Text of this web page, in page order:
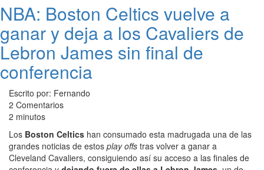
NBA: Boston Celtics vuelve a
ganar y deja a los Cavaliers de
Lebron James sin final de
conferencia
Escrito por: Fernando
2 Comentarios
2 minutos
Los Boston Celtics han consumado esta madrugada una de las
grandes noticias de estos play offs tras volver a ganar a
Cleveland Cavaliers, consiguiendo así su acceso a las finales de